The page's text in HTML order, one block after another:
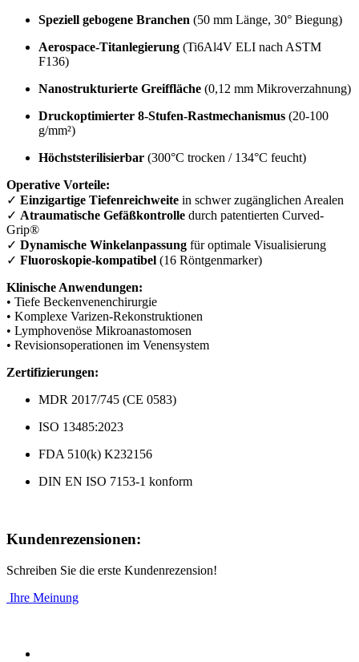
Speziell gebogene Branchen (50 mm Länge, 30° Biegung)
Aerospace-Titanlegierung (Ti6Al4V ELI nach ASTM
F136)
Nanostrukturierte Greiffläche (0,12 mm Mikroverzahnung)
Druckoptimierter 8-Stufen-Rastmechanismus (20-100
g/mm²)
Höchststerilisierbar (300°C trocken / 134°C feucht)
Operative Vorteile:
✓ Einzigartige Tiefenreichweite in schwer zugänglichen Arealen
✓ Atraumatische Gefäßkontrolle durch patentierten Curved-
Grip®
✓ Dynamische Winkelanpassung für optimale Visualisierung
✓ Fluoroskopie-kompatibel (16 Röntgenmarker)
Klinische Anwendungen:
• Tiefe Beckenvenenchirurgie
• Komplexe Varizen-Rekonstruktionen
• Lymphovenöse Mikroanastomosen
• Revisionsoperationen im Venensystem
Zertifizierungen:
MDR 2017/745 (CE 0583)
ISO 13485:2023
FDA 510(k) K232156
DIN EN ISO 7153-1 konform
Kundenrezensionen:
Schreiben Sie die erste Kundenrezension!
Ihre Meinung